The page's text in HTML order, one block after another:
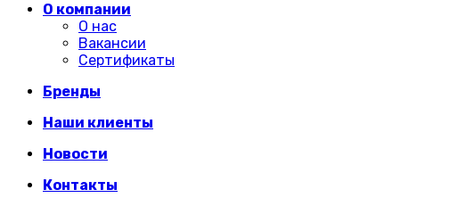
О компании
О нас
Вакансии
Сертификаты
Бренды
Наши клиенты
Новости
Контакты